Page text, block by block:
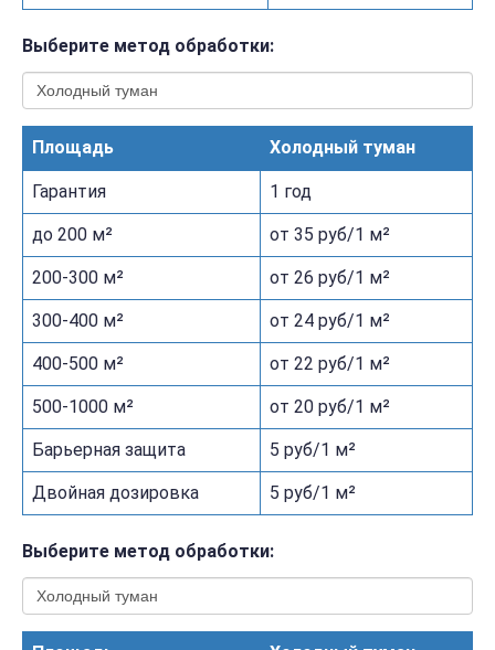
Выберите метод обработки:
Площадь Холодный туман
Гарантия 1 год
до 200 м² от 35 руб/1 м²
200-300 м² от 26 руб/1 м²
300-400 м² от 24 руб/1 м²
400-500 м² от 22 руб/1 м²
500-1000 м² от 20 руб/1 м²
Барьерная защита 5 руб/1 м²
Двойная дозировка 5 руб/1 м²
Выберите метод обработки: